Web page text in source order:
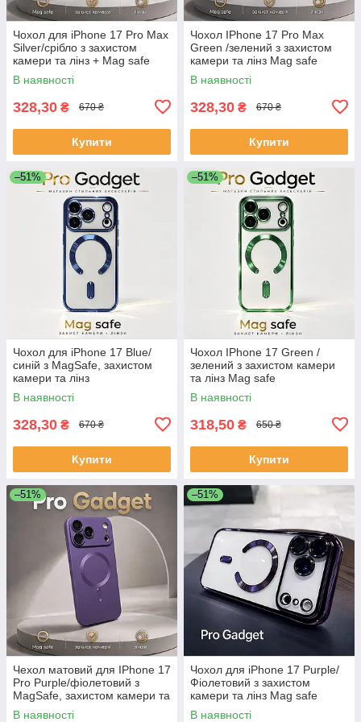
Чохол для iPhone 17 Pro Max
Silver/срібло з захистом
камери та лінз + Mag safe
В наявності
328,30 ₴ 670 ₴
Купити
Чохол IPhone 17 Pro Max
Green /зелений з захистом
камери та лінз Mag safe
В наявності
328,30 ₴ 670 ₴
Купити
–51%
Чохол для iPhone 17 Blue/
синій з MagSafe, захистом
камери та лінз
В наявності
328,30 ₴ 670 ₴
Купити
–51%
Чохол IPhone 17 Green /
зелений з захистом камери
та лінз Mag safe
В наявності
318,50 ₴ 650 ₴
Купити
–51%
Чехол матовий для IPhone 17
Pro Purple/фіолетовий з
MagSafe, захистом камери та
лінз
В наявності
–51%
Чохол для iPhone 17 Purple/
Фіолетовий з захистом
камери та лінз Mag safe
В наявності